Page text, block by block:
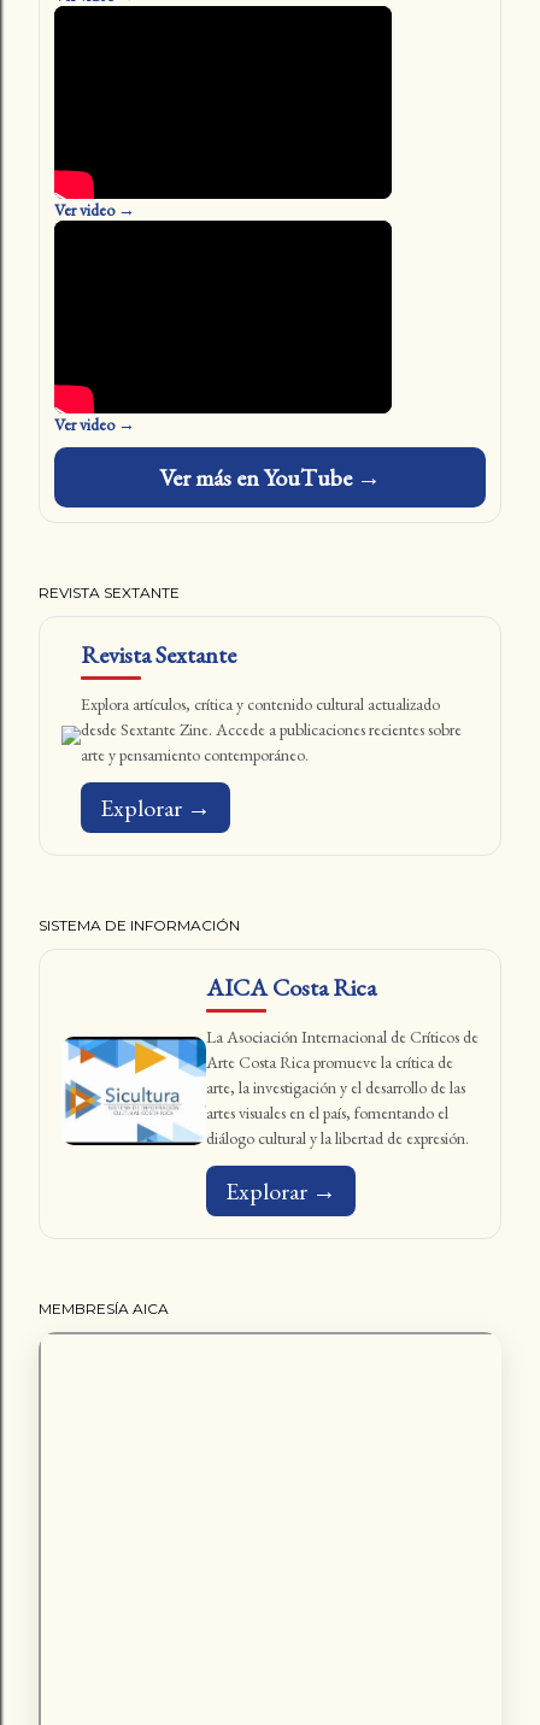
Ver video →
Ver video →
Ver más en YouTube →
REVISTA SEXTANTE
Revista Sextante
Explora artículos, crítica y contenido cultural actualizado
desde Sextante Zine. Accede a publicaciones recientes sobre
arte y pensamiento contemporáneo.
Explorar →
SISTEMA DE INFORMACIÓN
AICA Costa Rica
La Asociación Internacional de Críticos de
Arte Costa Rica promueve la crítica de
arte, la investigación y el desarrollo de las
artes visuales en el país, fomentando el
diálogo cultural y la libertad de expresión.
Explorar →
MEMBRESÍA AICA